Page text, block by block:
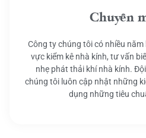
Chuyên
Công ty chúng tôi có nhiều
vực kiểm kê nhà kính, tư vấn
nhẹ phát thải khí nhà kính.
chúng tôi luôn cập nhật những
dụng những tiêu